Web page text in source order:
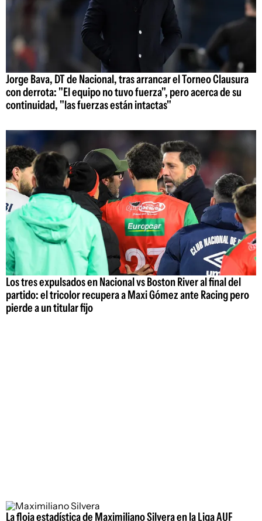
Jorge Bava, DT de Nacional, tras arrancar el Torneo Clausura
con derrota: "El equipo no tuvo fuerza", pero acerca de su
continuidad, "las fuerzas están intactas"
Los tres expulsados en Nacional vs Boston River al final del
partido: el tricolor recupera a Maxi Gómez ante Racing pero
pierde a un titular fijo
La floja estadística de Maximiliano Silvera en la Liga AUF